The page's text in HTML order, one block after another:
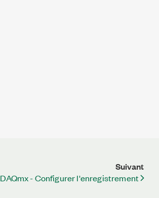
Suivant
DAQmx - Configurer l'enregistrement